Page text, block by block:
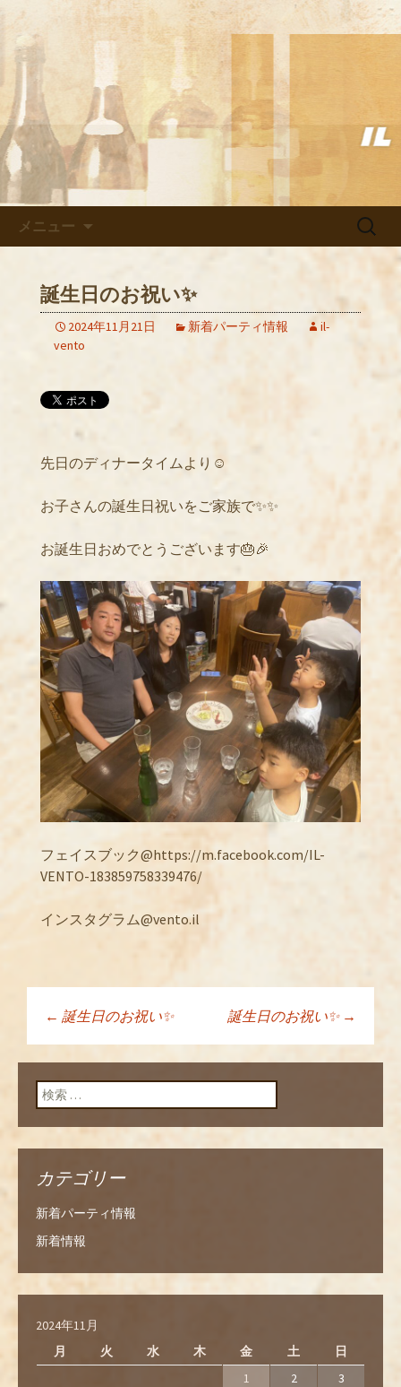
武蔵小杉の美味しいイタリアン
「イルヴェント」のブログ
武蔵小杉の美味しいイタリアン「イル
ヴェント」のブログ
メニュー
検
誕生日のお祝い✨
2024年11月21日 新着パーティ情報
il-
vento
先日のディナータイムより☺️
お子さんの誕生日祝いをご家族で✨✨
お誕生日おめでとうございます🎂🎉
フェイスブック@https://m.facebook.com/IL-
VENTO-183859758339476/
インスタグラム@vento.il
投稿ナビゲーショ
ン
← 誕生日のお祝い✨ 誕生日のお祝い✨ →
検索:
カテゴリー
新着パーティ情報
新着情報
2024年11月
月
火 水 木 金 土 日
1 2
3